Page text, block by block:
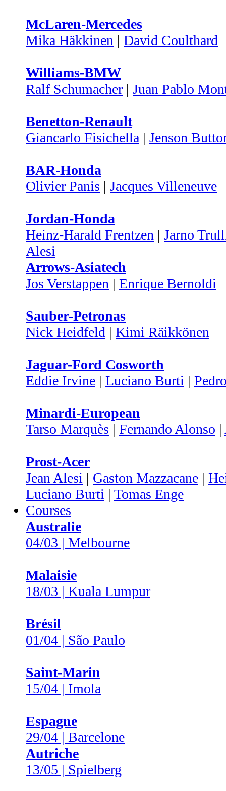
McLaren-Mercedes
Mika Häkkinen | David Coulthard
Williams-BMW
Ralf Schumacher | Juan Pablo
Benetton-Renault
Giancarlo Fisichella | Jenson
BAR-Honda
Olivier Panis | Jacques Villeneuve
Jordan-Honda
Heinz-Harald Frentzen | Jarno
Alesi
Arrows-Asiatech
Jos Verstappen | Enrique Bernoldi
Sauber-Petronas
Nick Heidfeld | Kimi Räikkönen
Jaguar-Ford Cosworth
Eddie Irvine | Luciano Burti |
Minardi-European
Tarso Marquès | Fernando Alonso |
Prost-Acer
Jean Alesi | Gaston Mazzacane |
Luciano Burti | Tomas Enge
Courses
Australie
04/03 | Melbourne
Malaisie
18/03 | Kuala Lumpur
Brésil
01/04 | São Paulo
Saint-Marin
15/04 | Imola
Espagne
29/04 | Barcelone
Autriche
13/05 | Spielberg